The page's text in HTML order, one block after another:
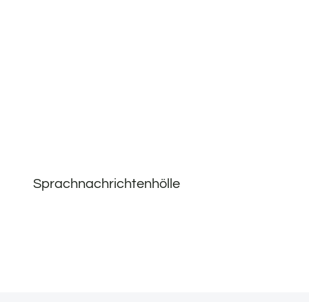
Sprachnachrichtenhölle